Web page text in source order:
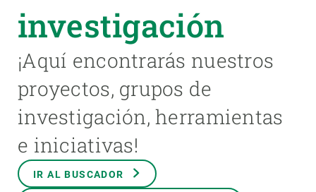
navegación
investigación
¡Aquí encontrarás nuestros
proyectos, grupos de
investigación, herramientas
e iniciativas!
IR AL BUSCADOR
responsive
Responsive
menu
SOBRE NOSOTROS
INVESTIGACIÓN
CIENCIA EN ACCIÓN
ÚNETE A NOSOTROS
PARTICIPA